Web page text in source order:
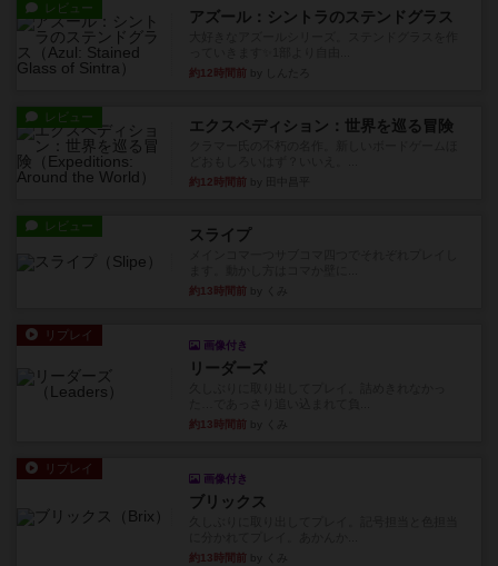
レビュー アズール：シントラのステンドグラス
約12時間前
レビュー エクスペディション：世界を巡る冒険
約12時間前
レビュー スライプ
約13時間前
リプレイ
画像付き
リーダーズ
約13時間前
リプレイ
画像付き
ブリックス
約13時間前